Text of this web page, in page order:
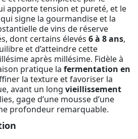
apporte tension et pureté, et le
qui signe la gourmandise et la
de vins de réserve
dont certains élevés 6 à 8 ans,
et d’atteindre cette
après millésime. Fidèle à
pratique la fermentation en
la texture et favoriser la
avant un long vieillissement
gage d’une mousse d’une
profondeur remarquable.